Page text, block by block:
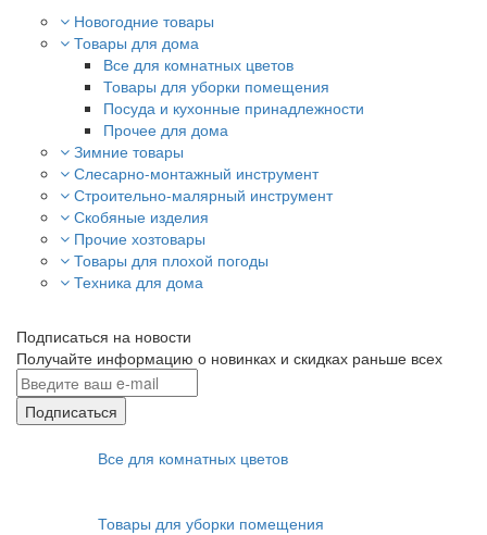
Новогодние товары
Товары для дома
Все для комнатных цветов
Товары для уборки помещения
Посуда и кухонные принадлежности
Прочее для дома
Зимние товары
Слесарно-монтажный инструмент
Строительно-малярный инструмент
Скобяные изделия
Прочие хозтовары
Товары для плохой погоды
Техника для дома
Подписаться на новости
Получайте информацию о новинках и скидках раньше всех
Подписаться
Все для комнатных цветов
Товары для уборки помещения